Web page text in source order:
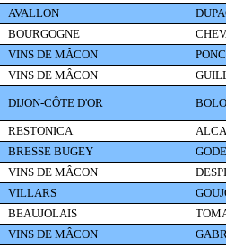
AVALLON
BOURGOGNE
VINS DE MÂCON
VINS DE MÂCON
DIJON-CÔTE D'OR
RESTONICA
BRESSE BUGEY
VINS DE MÂCON
VILLARS
BEAUJOLAIS
VINS DE MÂCON